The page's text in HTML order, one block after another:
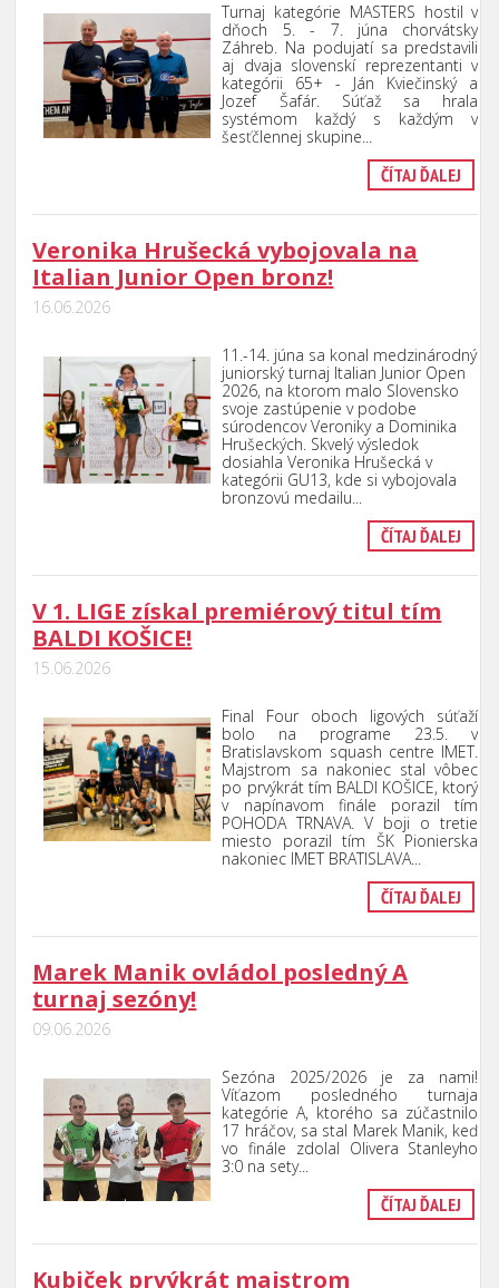
Turnaj kategórie MASTERS hostil v
dňoch 5. - 7. júna chorvátsky
Záhreb. Na podujatí sa predstavili
aj dvaja slovenskí reprezentanti v
kategórii 65+ - Ján Kviečinský a
Jozef Šafár. Súťaž sa hrala
systémom každý s každým v
šesťčlennej skupine...
ČÍTAJ ĎALEJ
Veronika Hrušecká vybojovala na
Italian Junior Open bronz!
16.06.2026
11.-14. júna sa konal medzinárodný
juniorský turnaj Italian Junior Open
2026, na ktorom malo Slovensko
svoje zastúpenie v podobe
súrodencov Veroniky a Dominika
Hrušeckých. Skvelý výsledok
dosiahla Veronika Hrušecká v
kategórii GU13, kde si vybojovala
bronzovú medailu...
ČÍTAJ ĎALEJ
V 1. LIGE získal premiérový titul tím
BALDI KOŠICE!
15.06.2026
Final Four oboch ligových súťaží
bolo na programe 23.5. v
Bratislavskom squash centre IMET.
Majstrom sa nakoniec stal vôbec
po prvýkrát tím BALDI KOŠICE, ktorý
v napínavom finále porazil tím
POHODA TRNAVA. V boji o tretie
miesto porazil tím ŠK Pionierska
nakoniec IMET BRATISLAVA...
ČÍTAJ ĎALEJ
Marek Manik ovládol posledný A
turnaj sezóny!
09.06.2026
Sezóna 2025/2026 je za nami!
Víťazom posledného turnaja
kategórie A, ktorého sa zúčastnilo
17 hráčov, sa stal Marek Manik, keď
vo finále zdolal Olivera Stanleyho
3:0 na sety...
ČÍTAJ ĎALEJ
Kubiček prvýkrát majstrom